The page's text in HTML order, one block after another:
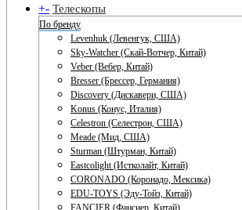
+- Телескопы
По бренду
Levenhuk (Левенгук, США)
Sky-Watcher (Скай-Вотчер, Китай)
Veber (Вебер, Китай)
Bresser (Брессер, Германия)
Discovery (Дискавери, США)
Konus (Конус, Италия)
Celestron (Селестрон, США)
Meade (Мид, США)
Sturman (Штурман, Китай)
Eastcolight (Истколайт, Китай)
CORONADO (Коронадо, Мексика)
EDU-TOYS (Эду-Тойз, Китай)
FANCIER (Фансиер, Китай)